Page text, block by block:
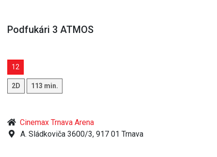
Podfukári 3 ATMOS
12
2D 113 min.
Cinemax Trnava Arena
A. Sládkoviča 3600/3, 917 01 Trnava